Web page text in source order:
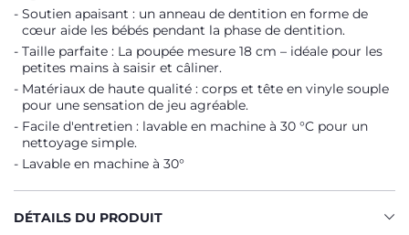
Soutien apaisant : un anneau de dentition en forme de
cœur aide les bébés pendant la phase de dentition.
Taille parfaite : La poupée mesure 18 cm – idéale pour les
petites mains à saisir et câliner.
Matériaux de haute qualité : corps et tête en vinyle souple
pour une sensation de jeu agréable.
Facile d'entretien : lavable en machine à 30 °C pour un
nettoyage simple.
Lavable en machine à 30°
DÉTAILS DU PRODUIT